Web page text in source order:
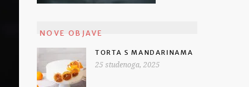
NOVE OBJAVE
TORTA S MANDARINAMA
25 studenoga, 2025